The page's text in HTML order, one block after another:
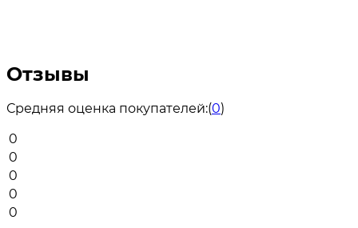
Отзывы
Средняя оценка покупателей:(0)
0
0
0
0
0